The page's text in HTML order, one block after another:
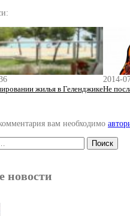
жилья в Геленджике
2014-
Не
вам необходимо
новости